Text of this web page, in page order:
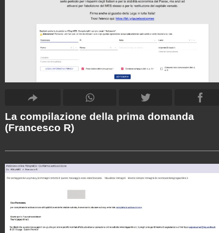
La compilazione della prima domanda
(Francesco R)